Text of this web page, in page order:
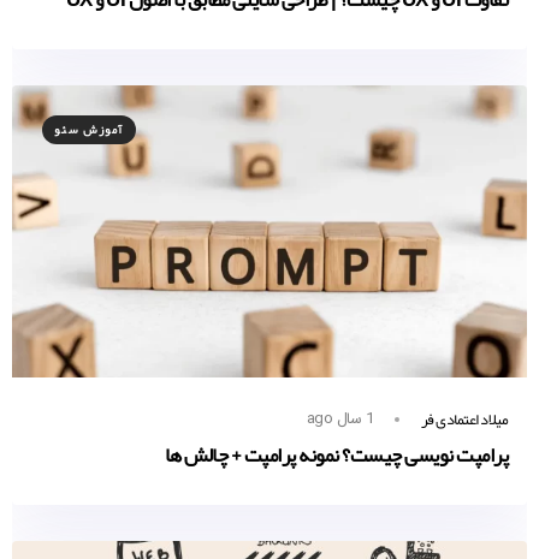
آموزش سئو
میلاد اعتمادی فر 1 سال ago
پرامپت نویسی چیست؟ نمونه پرامپت + چالش ها